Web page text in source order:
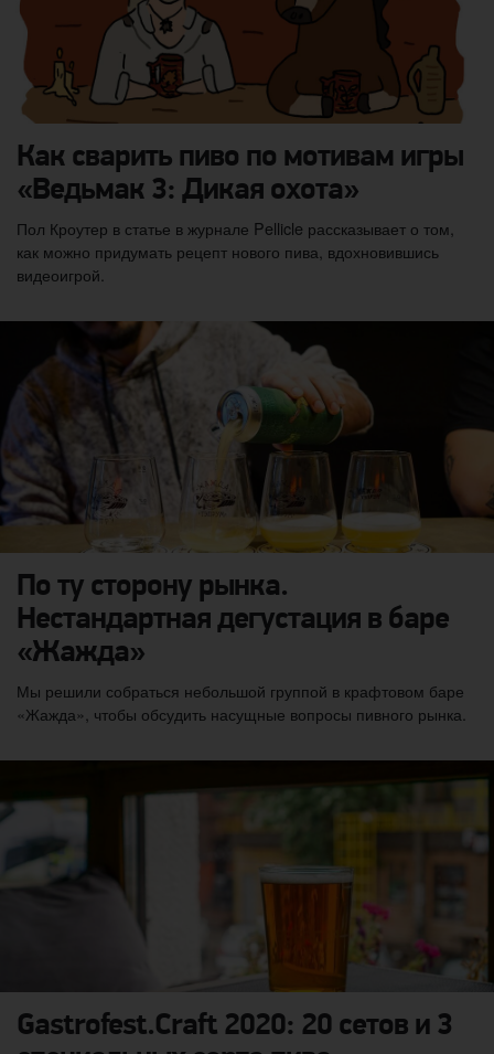
Как сварить пиво по мотивам игры
«Ведьмак 3: Дикая охота»
Пол Кроутер в статье в журнале Pellicle рассказывает о том,
как можно придумать рецепт нового пива, вдохновившись
видеоигрой.
По ту сторону рынка.
Нестандартная дегустация в баре
«Жажда»
Мы решили собраться небольшой группой в крафтовом баре
«Жажда», чтобы обсудить насущные вопросы пивного рынка.
Gastrofest.Craft 2020: 20 сетов и 3